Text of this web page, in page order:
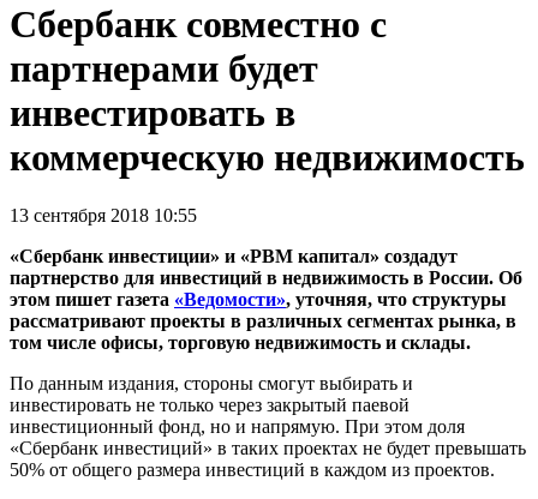
Сбербанк совместно с
партнерами будет
инвестировать в
коммерческую недвижимость
13 сентября 2018 10:55
«Сбербанк инвестиции» и «РВМ капитал» создадут
партнерство для инвестиций в недвижимость в России. Об
этом пишет газета «Ведомости», уточняя, что структуры
рассматривают проекты в различных сегментах рынка, в
том числе офисы, торговую недвижимость и склады.
По данным издания, стороны смогут выбирать и
инвестировать не только через закрытый паевой
инвестиционный фонд, но и напрямую. При этом доля
«Сбербанк инвестиций» в таких проектах не будет превышать
50% от общего размера инвестиций в каждом из проектов.